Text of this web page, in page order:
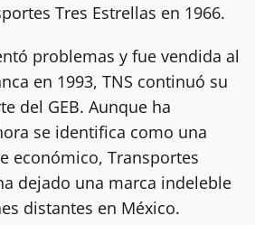
Tres Estrellas en 1966.
problemas y fue vendida al
en 1993, TNS continuó su
del GEB. Aunque ha
se identifica como una
económico, Transportes
dejado una marca indeleble
distantes en México.